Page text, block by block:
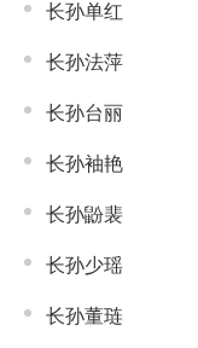
长孙单红
长孙法萍
长孙台丽
长孙袖艳
长孙鼢裴
长孙少瑶
长孙董琏